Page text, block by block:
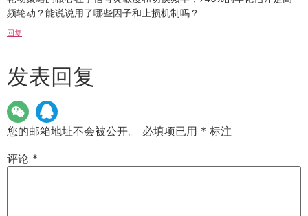
频轮动？能说说用了哪些因子和止损机制吗？
回复
发表回复
您的邮箱地址不会被公开。 必填项已用 * 标注
评论 *